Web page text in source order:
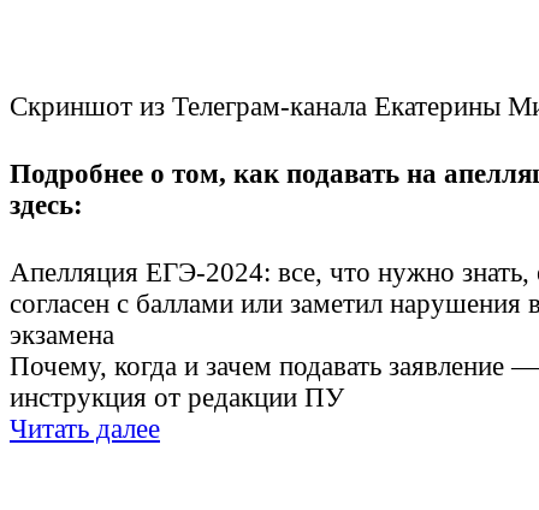
Скриншот из Телеграм-канала Екатерины
Подробнее о том, как подавать на
здесь:
Апелляция ЕГЭ-2024: все, что нужно знать,
согласен с баллами или заметил нарушения
экзамена
Почему, когда и зачем подавать заявление
инструкция от редакции ПУ
Читать далее